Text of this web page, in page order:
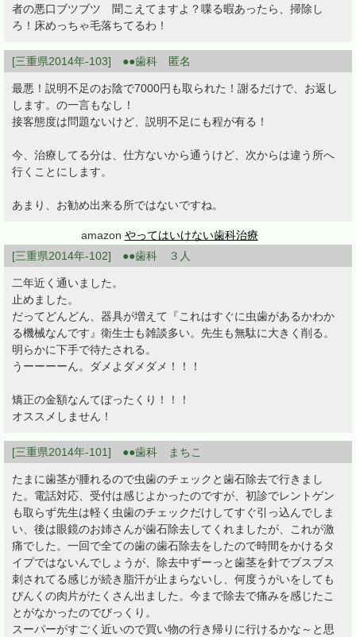
者の悪口ブツブツ 聞こえてますよ？喋る暇あったら、掃除し
ろ！床めっちゃ毛落ちてるわ！
[三重県2014年-103] ●●歯科 匿名
最悪！説明不足のお陰で7000円も取られた！謝るだけで、お返し
します。の一言もなし！
接客態度は問題ないけど、説明不足にも程が有る！
今、治療してる分は、仕方ないから通うけど、次からは違う所へ
行くことにします。
あまり、お勧め出来る所ではないですね。
amazon やってはいけない歯科治療
[三重県2014年-102] ●●歯科 ３人
二年近く通いました。
止めました。
だってどんどん、器具が増えて『これはすぐに虫歯があるかわか
る機械なんです』衛生士も雑談多い。先生も無駄に大きく削る。
明らかに下手で待たされる。
うーーーーん。ダメよダメダメ！！！
矯正の金額なんてぼったくり！！！
オススメしません！
[三重県2014年-101] ●●歯科 まちこ
たまに歯茎が腫れるので虫歯のチェックと歯石除去で行きまし
た。電話対応、受付は感じよかったのですが、初診でレントゲン
も取らず先生は軽く虫歯のチェックだけしてすぐ引っ込んでしま
い、後は眼鏡のお姉さんが歯石除去してくれましたが、これが激
痛でした。一回で全ての歯の歯石除去をしたので時間をかけるタ
イプではないんでしょうが、除去中ずーっと歯茎を針でブスブス
刺されてる感じが続き脂汗が止まらないし、何度うがいをしても
ぴんくの肉片がたくさん出ました。今まで除去で痛みを感じたこ
とがなかったのでびっくり。
スーパーがすごく近いので買い物の行き帰りに行けるかな～と思